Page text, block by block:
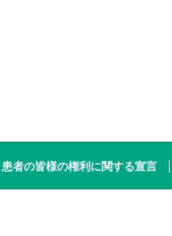
患者の皆様の権利に関する宣言